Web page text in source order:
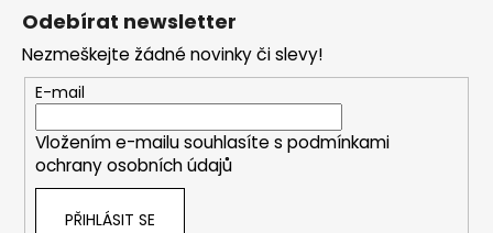
Odebírat newsletter
Nezmeškejte žádné novinky či slevy!
E-mail
Vložením e-mailu souhlasíte s podmínkami
ochrany osobních údajů
PŘIHLÁSIT SE